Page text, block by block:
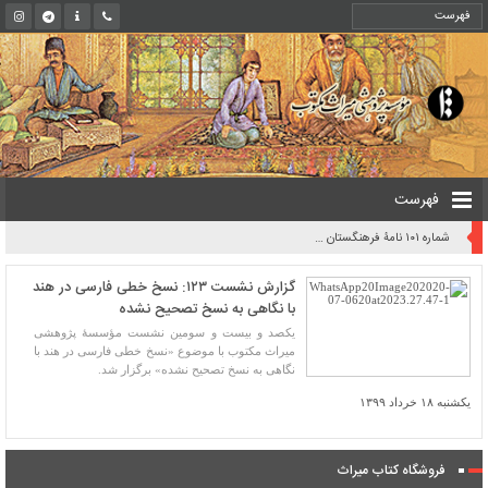
فهرست
روایت یک قرن صیانت از میراث مکتوب ایران به بیان معاون کتابخانه ملی
گزارش نشست ۱۲۳: نسخ خطی فارسی در هند
با نگاهی به نسخ تصحیح نشده
یکصد و بیست و سومین نشست مؤسسۀ پژوهشی
میراث مکتوب با موضوع «نسخ خطی فارسی در هند با
نگاهی به نسخ تصحیح نشده» برگزار شد.
یکشنبه ۱۸ خرداد ۱۳۹۹
فروشگاه کتاب میراث